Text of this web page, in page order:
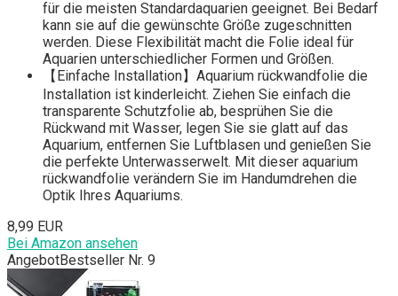
für die meisten Standardaquarien geeignet. Bei Bedarf
kann sie auf die gewünschte Größe zugeschnitten
werden. Diese Flexibilität macht die Folie ideal für
Aquarien unterschiedlicher Formen und Größen.
【Einfache Installation】Aquarium rückwandfolie die
Installation ist kinderleicht. Ziehen Sie einfach die
transparente Schutzfolie ab, besprühen Sie die
Rückwand mit Wasser, legen Sie sie glatt auf das
Aquarium, entfernen Sie Luftblasen und genießen Sie
die perfekte Unterwasserwelt. Mit dieser aquarium
rückwandfolie verändern Sie im Handumdrehen die
Optik Ihres Aquariums.
8,99 EUR
Bei Amazon ansehen
AngebotBestseller Nr. 9